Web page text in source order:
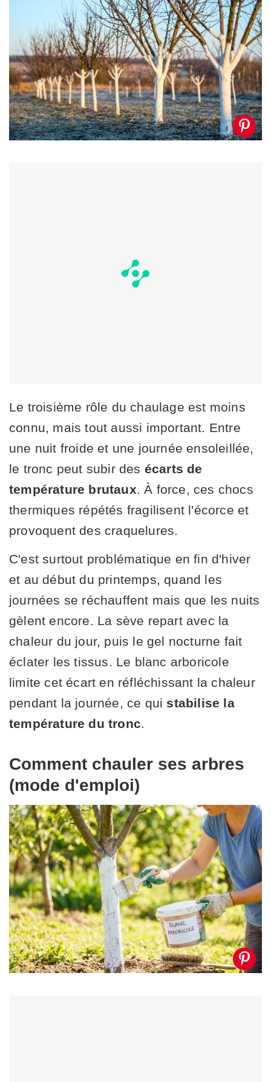
Le troisième rôle du chaulage est moins
connu, mais tout aussi important. Entre
une nuit froide et une journée ensoleillée,
le tronc peut subir des écarts de
température brutaux . À force, ces chocs
thermiques répétés fragilisent l'écorce et
provoquent des craquelures.
C'est surtout problématique en fin d'hiver
et au début du printemps, quand les
journées se réchauffent mais que les nuits
gèlent encore. La sève repart avec la
chaleur du jour, puis le gel nocturne fait
éclater les tissus. Le blanc arboricole
limite cet écart en réfléchissant la chaleur
pendant la journée, ce qui stabilise la
température du tronc
Comment chauler ses arbres
(mode d'emploi)